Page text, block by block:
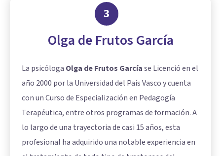
3
Olga de Frutos García
La psicóloga Olga de Frutos Garcíase Licenció en el
año 2000 por la Universidad del País Vasco y cuenta
con un Curso de Especialización en Pedagogía
Terapéutica, entre otros programas de formación. A
lo largo de una trayectoria de casi 15 años, esta
profesional ha adquirido una notable experiencia en